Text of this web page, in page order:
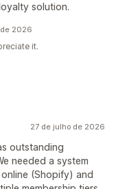
solution.
2026
it.
27 de julho de 2026
outstanding
needed a system
(Shopify) and